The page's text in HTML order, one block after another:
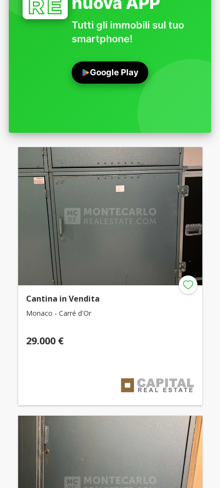
Tutti gli immobili sul tuo
smartphone!
Google Play
Cantina in Vendita
Monaco - Carré d'Or
29.000 €